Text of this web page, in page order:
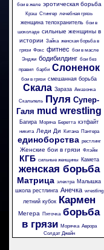
бои в желе эротическая борьба
Крэш Стингер лечебная грязь
женщина телохранитель бои в
шоколаде сильные женщины в
истории Зайка женская борьба в
грязи Фокс фитнес бои в масле
Энджи бодибилдинг бои без
правил барби Слоненок
бои в грязи смешанная борьба
Скала Зараза Амазонка
Скальпель Пуля Супер-
Галя mud wrestling
Багира Моряча Беретта кэтфайт
никита Леди Ди Китана Пантера
единоборства рестлинг
Женские бои в грязи Флэйм
КГБ сильные женщины Камета
женская борьба
Матрица электра Малышка
школа рестлинга Анечка wrestling
летний кубок Кармен
Мегера Пяточка борьба
в грязи
Морячка Аврора
Солдат Джейн